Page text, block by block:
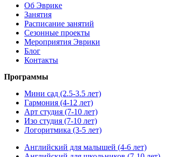
Об Эврике
Занятия
Расписание занятий
Сезонные проекты
Мероприятия Эврики
Блог
Контакты
Программы
Мини сад (2.5-3.5 лет)
Гармония (4-12 лет)
Арт студия (7-10 лет)
Изо студия (7-10 лет)
Логоритмика (3-5 лет)
Английский для малышей (4-6 лет)